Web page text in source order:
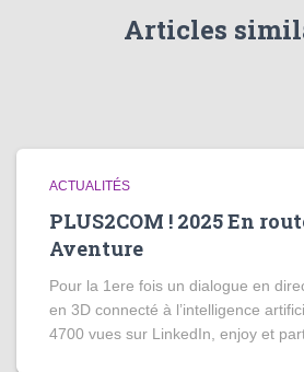
Articles
ACTUALITÉS
PLUS2COM ! 2025 En
Aventure
Pour la 1ere fois un dialogue en
en 3D connecté à l’intelligence
4700 vues sur LinkedIn, enjoy et